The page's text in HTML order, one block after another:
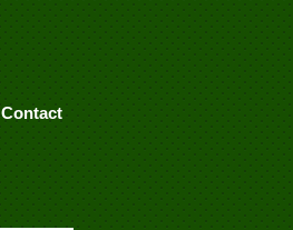
Contact